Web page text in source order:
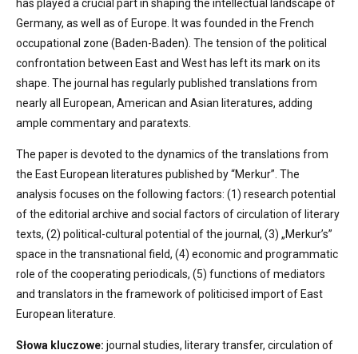
has played a crucial part in shaping the intellectual landscape of
Germany, as well as of Europe. It was founded in the French
occupational zone (Baden-Baden). The tension of the political
confrontation between East and West has left its mark on its
shape. The journal has regularly published translations from
nearly all European, American and Asian literatures, adding
ample commentary and paratexts.
The paper is devoted to the dynamics of the translations from
the East European literatures published by “Merkur”. The
analysis focuses on the following factors: (1) research potential
of the editorial archive and social factors of circulation of literary
texts, (2) political-cultural potential of the journal, (3) „Merkur’s”
space in the transnational field, (4) economic and programmatic
role of the cooperating periodicals, (5) functions of mediators
and translators in the framework of politicised import of East
European literature.
Słowa kluczowe: journal studies, literary transfer, circulation of